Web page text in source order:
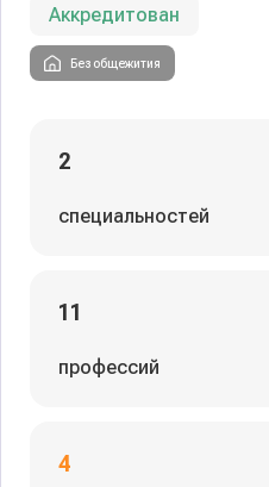
Аккредитован
Без общежития
2
специальностей
11
профессий
4